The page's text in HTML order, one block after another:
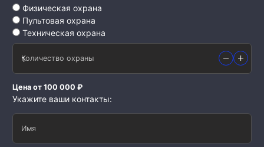
Физическая охрана
Пультовая охрана
Техническая охрана
Количество охраны
Цена от 100 000 ₽
Укажите ваши контакты:
Имя